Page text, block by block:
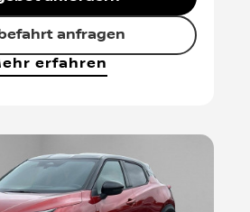
anfragen
erfahren